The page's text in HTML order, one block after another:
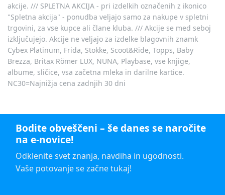
akcije. /// SPLETNA AKCIJA - pri izdelkih označenih z ikonico
"Spletna akcija" - ponudba veljajo samo za nakupe v spletni
trgovini, za vse kupce ali člane kluba. /// Akcije se med seboj
izključujejo. Akcije ne veljajo za izdelke blagovnih znamk
Cybex Platinum, Frida, Stokke, Scoot&Ride, Topps, Baby
Brezza, Britax Römer LUX, NUNA, Playbase, vse knjige,
albume, sličice, vsa začetna mleka in darilne kartice.
NC30=Najnižja cena zadnjih 30 dni
Bodite obveščeni – še danes se naročite
na e-novice!
Odklenite svet znanja, navdiha in ugodnosti.
Vaše potovanje se začne tukaj!